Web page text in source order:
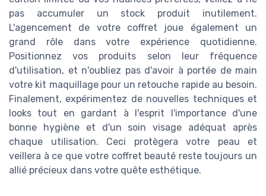
pas accumuler un stock produit inutilement.
L'agencement de votre coffret joue également un
grand rôle dans votre expérience quotidienne.
Positionnez vos produits selon leur fréquence
d'utilisation, et n'oubliez pas d'avoir à portée de main
votre kit maquillage pour un retouche rapide au besoin.
Finalement, expérimentez de nouvelles techniques et
looks tout en gardant à l'esprit l'importance d'une
bonne hygiène et d'un soin visage adéquat après
chaque utilisation. Ceci protègera votre peau et
veillera à ce que votre coffret beauté reste toujours un
allié précieux dans votre quête esthétique.